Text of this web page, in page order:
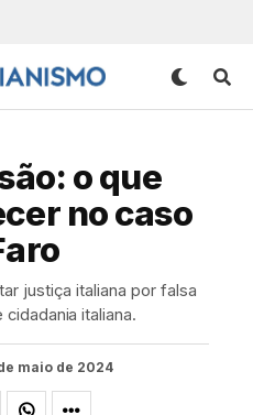
o que
no caso
justiça italiana por falsa
italiana.
maio de 2024